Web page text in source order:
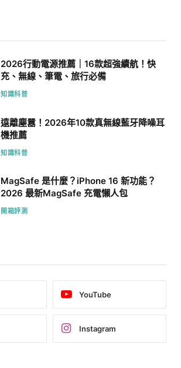
2026行動電源推薦｜16款超強續航！快
充、無線、筆電、旅行必備
知識科普
遠離塵囂！2026年10款真無線藍牙降噪耳
機推薦
知識科普
MagSafe 是什麼？iPhone 16 新功能？
2026 最新MagSafe 充電懶人包
開箱評測
YouTube
Instagram